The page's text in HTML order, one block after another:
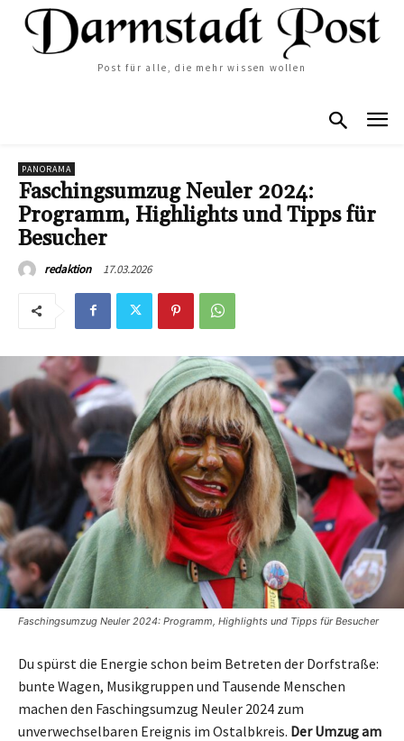
Post für alle, die mehr wissen wollen
PANORAMA
Faschingsumzug Neuler 2024:
Programm, Highlights und Tipps für
Besucher
redaktion 17.03.2026
Faschingsumzug Neuler 2024: Programm, Highlights und Tipps für Besucher
Du spürst die Energie schon beim Betreten der Dorfstraße:
bunte Wagen, Musikgruppen und Tausende Menschen
machen den Faschingsumzug Neuler 2024 zum
unverwechselbaren Ereignis im Ostalbkreis. Der Umzug am